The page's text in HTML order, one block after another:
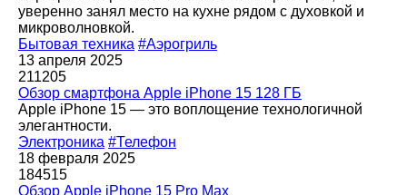
уверенно занял место на кухне рядом с духовкой и
микроволновкой.
Бытовая техника #Аэрогриль
13 апреля 2025
211205
Обзор смартфона Apple iPhone 15 128 ГБ
Apple iPhone 15 — это воплощение технологичной
элегантности.
Электроника #Телефон
18 февраля 2025
184515
Обзор Apple iPhone 15 Pro Max